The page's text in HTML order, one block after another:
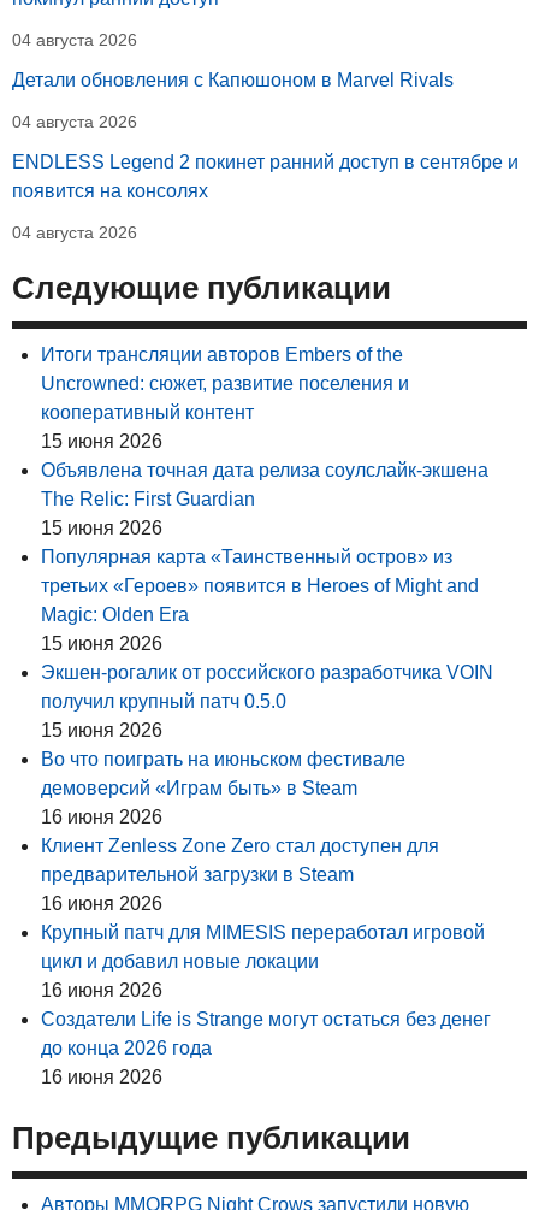
04 августа 2026
Детали обновления с Капюшоном в Marvel Rivals
04 августа 2026
ENDLESS Legend 2 покинет ранний доступ в сентябре и
появится на консолях
04 августа 2026
Следующие публикации
Итоги трансляции авторов Embers of the
Uncrowned: сюжет, развитие поселения и
кооперативный контент
15 июня 2026
Объявлена точная дата релиза соулслайк-экшена
The Relic: First Guardian
15 июня 2026
Популярная карта «Таинственный остров» из
третьих «Героев» появится в Heroes of Might and
Magic: Olden Era
15 июня 2026
Экшен-рогалик от российского разработчика VOIN
получил крупный патч 0.5.0
15 июня 2026
Во что поиграть на июньском фестивале
демоверсий «Играм быть» в Steam
16 июня 2026
Клиент Zenless Zone Zero стал доступен для
предварительной загрузки в Steam
16 июня 2026
Крупный патч для MIMESIS переработал игровой
цикл и добавил новые локации
16 июня 2026
Создатели Life is Strange могут остаться без денег
до конца 2026 года
16 июня 2026
Предыдущие публикации
Авторы MMORPG Night Crows запустили новую